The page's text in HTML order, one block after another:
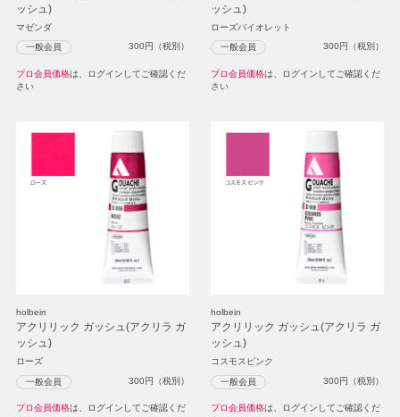
ッシュ)
マゼンダ
一般会員 300円（税別）
プロ会員価格は、ログインしてご確認くだ
さい
ッシュ)
ローズバイオレット
一般会員 300円（税別）
プロ会員価格は、ログインしてご確認くだ
さい
holbein
アクリリック ガッシュ(アクリラ ガ
ッシュ)
ローズ
一般会員 300円（税別）
プロ会員価格は、ログインしてご確認くだ
holbein
アクリリック ガッシュ(アクリラ ガ
ッシュ)
コスモスピンク
一般会員 300円（税別）
プロ会員価格は、ログインしてご確認くだ